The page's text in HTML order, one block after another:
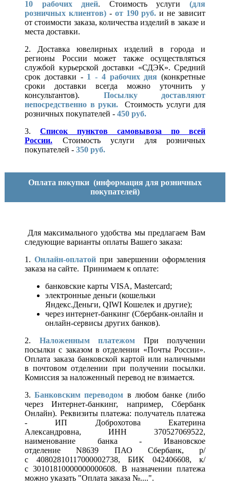
10 рабочих дней. Стоимость услуги(для
розничных клиентов)- от 190 руб. и не зависит
от стоимости заказа, количества изделий в заказе и
места доставки.
2. Доставка ювелирных изделий в города и
регионы России может также осуществляться
службой курьерской доставки «СДЭК». Средний
срок доставки - 1 - 4 рабочих дня (конкретные
сроки доставки всегда можно уточнить у
консультантов). Посылку доставляют
непосредственно в руки.
Стоимость услуги для
розничных покупателей - 450 руб.
3. Список пунктов самовывоза по всей
России.
Стоимость услуги для розничных
покупателей - 350 руб.
Оплата покупки (информация для розничных
покупателей)
Для максимального удобства мы предлагаем Вам
следующие варианты оплаты Вашего заказа:
1. Онлайн-оплатой при завершении оформления
заказа на сайте. Принимаем к оплате:
банковские карты VISA, Mastercard;
электронные деньги (кошельки
Яндекс.Деньги, QIWI Кошелек и другие);
через интернет-банкинг (Сбербанк-онлайн и
онлайн-сервисы других банков).
2. Наложенным платежом При получении
посылки с заказом в отделении «Почты России».
Оплата заказа банковской картой или наличными
в почтовом отделении при получении посылки.
Комиссия за наложенный перевод не взимается.
3.Банковским переводом в любом банке (либо
через Интернет-банкинг, например, Сбербанк
Онлайн). Реквизиты платежа: получатель платежа
- ИП Доброхотова Екатерина
Александровна, ИНН 370527069522,
наименование банка - Ивановское
отделение N8639 ПАО Сбербанк, р/
с 40802810117000002738, БИК 042406608, к/
с 30101810000000000608. В назначении платежа
можно указать "Оплата заказа №....".